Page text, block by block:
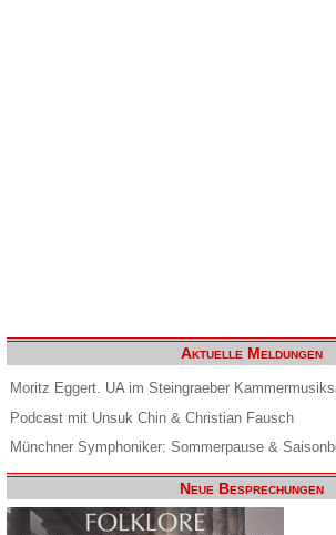
Aktuelle Meldungen
Moritz Eggert. UA im Steingraeber
Podcast mit Unsuk Chin & Christian Fausch
Münchner Symphoniker: Sommerpause &
Neue Besprechungen